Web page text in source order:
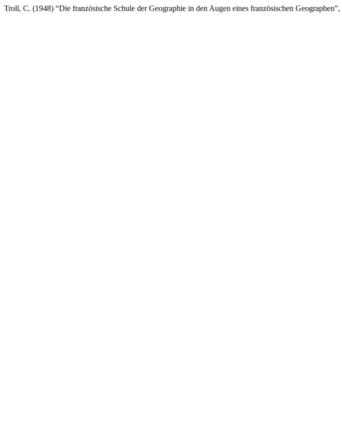
Troll, C. (1948) “Die französische Schule der Geographie in den Augen eines französischen Geographen”,